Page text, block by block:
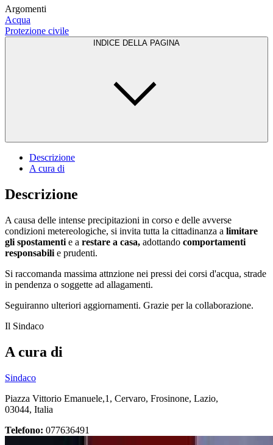
Argomenti
Acqua
Protezione civile
INDICE DELLA PAGINA
Descrizione
A cura di
Descrizione
A causa delle intense precipitazioni in corso e delle avverse
condizioni metereologiche, si invita tutta la cittadinanza a limitare
gli spostamenti e a restare a casa, adottando comportamenti
responsabili e prudenti.
Si raccomanda massima attnzione nei pressi dei corsi d'acqua, strade
in pendenza o soggette ad allagamenti.
Seguiranno ulteriori aggiornamenti. Grazie per la collaborazione.
Il Sindaco
A cura di
Sindaco
Piazza Vittorio Emanuele,1, Cervaro, Frosinone, Lazio,
03044, Italia
Telefono: 077636491